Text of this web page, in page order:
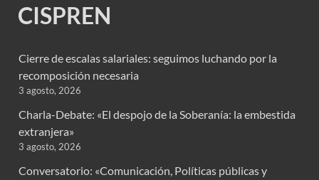
CISPREN
Cierre de escalas salariales: seguimos luchando por la
recomposición necesaria
3 agosto, 2026
Charla-Debate: «El despojo de la Soberanía: la embestida
extranjera»
3 agosto, 2026
Conversatorio: «Comunicación, Políticas públicas y